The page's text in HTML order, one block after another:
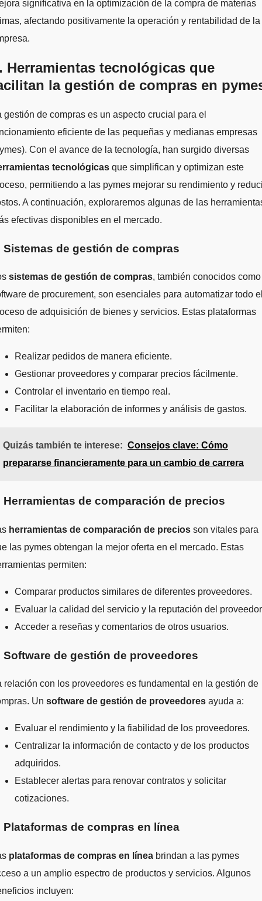
significativa en la optimización de la compra de materias
afectando positivamente la operación y rentabilidad de la
Herramientas tecnológicas que
la gestión de compras en
gestión de compras es un aspecto crucial para el
eficiente de las pequeñas y medianas empresas
Con el avance de la tecnología, han surgido diversas
tecnológicas que simplifican y optimizan este
permitiendo a las pymes mejorar su rendimiento y
A continuación, exploraremos algunas de las
efectivas disponibles en el mercado.
Sistemas de gestión de compras
sistemas de gestión de compras, también conocidos como
de procurement, son esenciales para automatizar todo
de adquisición de bienes y servicios. Estas plataformas
Realizar pedidos de manera eficiente.
Gestionar proveedores y comparar precios fácilmente.
Controlar el inventario en tiempo real.
Facilitar la elaboración de informes y análisis de gastos.
Quizás también te interese: Consejos clave: Cómo
prepararse financieramente para un cambio de carrera
Herramientas de comparación de precios
herramientas de comparación de precios son vitales para
las pymes obtengan la mejor oferta en el mercado. Estas
permiten:
Comparar productos similares de diferentes proveedores.
Evaluar la calidad del servicio y la reputación del
Acceder a reseñas y comentarios de otros usuarios.
Software de gestión de proveedores
relación con los proveedores es fundamental en la gestión de
Un software de gestión de proveedores ayuda a:
Evaluar el rendimiento y la fiabilidad de los proveedores.
Centralizar la información de contacto y de los productos
adquiridos.
Establecer alertas para renovar contratos y solicitar
cotizaciones.
Plataformas de compras en línea
plataformas de compras en línea brindan a las pymes
a un amplio espectro de productos y servicios. Algunos
incluyen: